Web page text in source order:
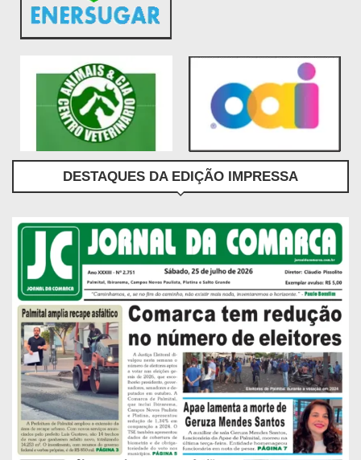
DESTAQUES DA EDIÇÃO IMPRESSA